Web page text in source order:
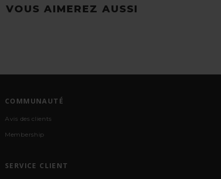
VOUS AIMEREZ AUSSI
COMMUNAUTÉ
Avis des clients
Membership
SERVICE CLIENT